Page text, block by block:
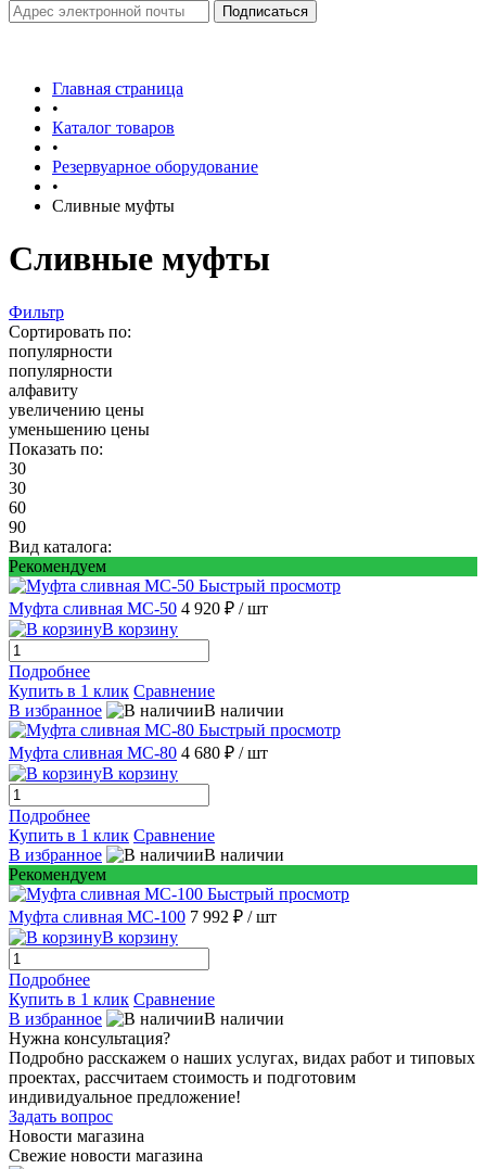
Главная страница
•
Каталог товаров
•
Резервуарное оборудование
•
Сливные муфты
Сливные муфты
Фильтр
Сортировать по:
популярности
популярности
алфавиту
увеличению цены
уменьшению цены
Показать по:
30
30
60
90
Вид каталога:
Рекомендуем
Быстрый просмотр
Муфта сливная МС-50 4 920 ₽ / шт
В корзину
Подробнее
Купить в 1 клик Сравнение
В избранное
В наличии
Быстрый просмотр
Муфта сливная МС-80 4 680 ₽ / шт
В корзину
Подробнее
Купить в 1 клик Сравнение
В избранное
В наличии
Рекомендуем
Быстрый просмотр
Муфта сливная МС-100 7 992 ₽ / шт
В корзину
Подробнее
Купить в 1 клик Сравнение
В избранное
В наличии
Нужна консультация?
Подробно расскажем о наших услугах, видах работ и типовых
проектах, рассчитаем стоимость и подготовим
индивидуальное предложение!
Задать вопрос
Новости магазина
Свежие новости магазина